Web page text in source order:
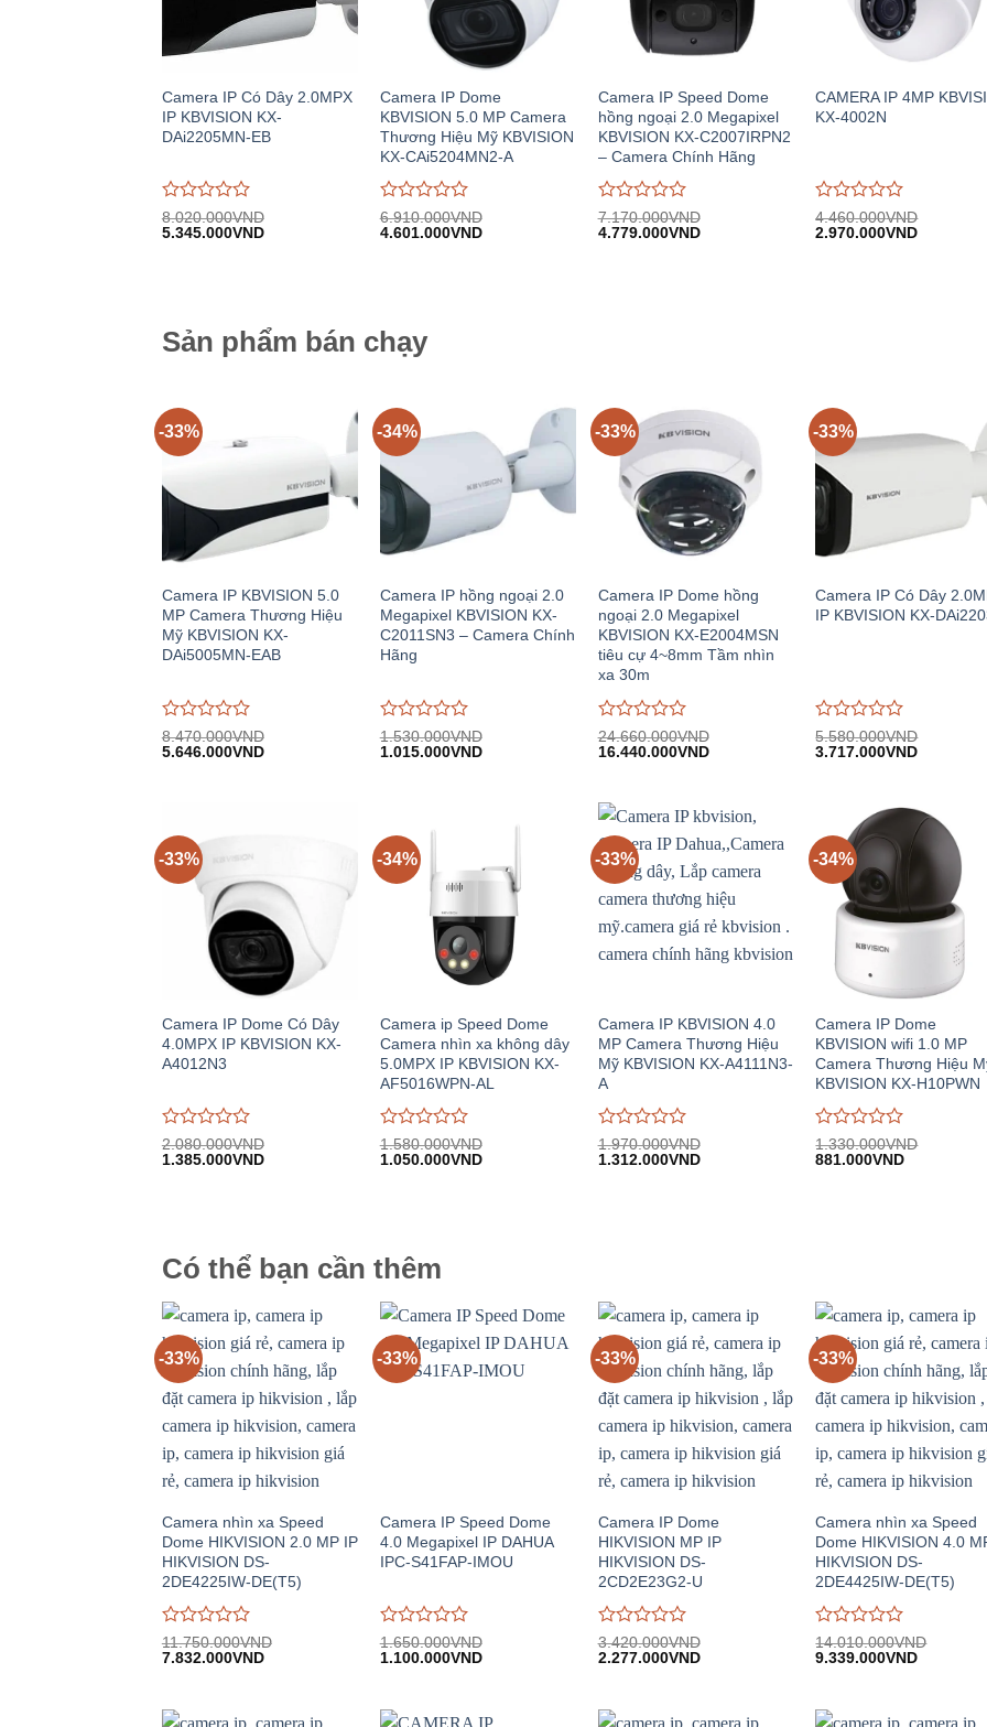
Camera IP Có Dây 2.0MPX
IP KBVISION KX-
DAi2205MN-EB
Được
đánh
8.020.000VND
Giá
5.345.000VNDGiá
Camera IP Dome
KBVISION 5.0 MP Camera
Thương Hiệu Mỹ KBVISION
KX-CAi5204MN2-A
Được
đánh
6.910.000VND
Giá
4.601.000VNDGiá
Camera IP Speed Dome
hồng ngoại 2.0 Megapixel
KBVISION KX-C2007IRPN2
– Camera Chính Hãng
Được
đánh
7.170.000VND
Giá
4.779.000VNDGiá
CAMERA IP 4MP
KX-4002N
Được
đánh
4.460.000VND
Giá
2.970.000VNDGiá
Sản phẩm bán chạy
-33%
Camera IP KBVISION 5.0
MP Camera Thương Hiệu
Mỹ KBVISION KX-
DAi5005MN-EAB
Được
đánh
8.470.000VND
Giá
5.646.000VNDGiá
-34%
Camera IP hồng ngoại 2.0
Megapixel KBVISION KX-
C2011SN3 – Camera Chính
Hãng
Được
đánh
1.530.000VND
Giá
1.015.000VNDGiá
-33%
Camera IP Dome hồng
ngoại 2.0 Megapixel
KBVISION KX-E2004MSN
tiêu cự 4~8mm Tầm nhìn
xa 30m
Được
đánh
trên
5
24.660.000VND
Giá
16.440.000VNDGiá
-33%
Camera IP Có Dây
IP KBVISION KX-
Được
đánh
5.580.000VND
Giá
3.717.000VNDGiá
-33%
Camera IP Dome Có Dây
4.0MPX IP KBVISION KX-
A4012N3
Được
đánh
2.080.000VND
Giá
1.385.000VNDGiá
-34%
Camera ip Speed Dome
Camera nhìn xa không dây
5.0MPX IP KBVISION KX-
AF5016WPN-AL
Được
đánh
1.580.000VND
Giá
1.050.000VNDGiá
-33%
Camera IP KBVISION 4.0
MP Camera Thương Hiệu
Mỹ KBVISION KX-A4111N3-
A
Được
đánh
1.970.000VND
Giá
1.312.000VNDGiá
-34%
Camera IP Dome
KBVISION wifi 1.0 MP
Camera Thương Hiệu
KBVISION KX-H10PWN
Được
đánh
1.330.000VND
Giá
881.000VNDGiá
Có thể bạn cần thêm
-33%
Camera nhìn xa Speed
Dome HIKVISION 2.0 MP IP
HIKVISION DS-
2DE4225IW-DE(T5)
Được
đánh
trên
11.750.000VND
Giá
7.832.000VNDGiá
-33%
Camera IP Speed Dome
4.0 Megapixel IP DAHUA
IPC-S41FAP-IMOU
Được
đánh
trên
1.650.000VND
Giá
1.100.000VNDGiá
-33%
Camera IP Dome
HIKVISION MP IP
HIKVISION DS-
2CD2E23G2-U
Được
đánh
trên
3.420.000VND
Giá
2.277.000VNDGiá
-33%
Camera nhìn xa Speed
Dome HIKVISION 4.0
HIKVISION DS-
2DE4425IW-DE(T5)
Được
đánh
trên
14.010.000VND
Giá
9.339.000VNDGiá